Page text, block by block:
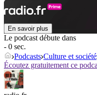
En savoir plus
Le podcast débute dans
- 0 sec.
Podcasts Culture et société
Écoutez gratuitement ce